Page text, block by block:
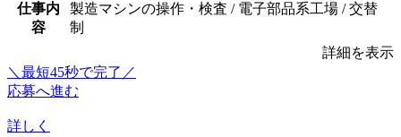
仕事内
容
製造マシンの操作・検査 / 電子部品系工場 / 交替
制
詳細を表示
＼最短45秒で完了／
応募へ進む
詳しく